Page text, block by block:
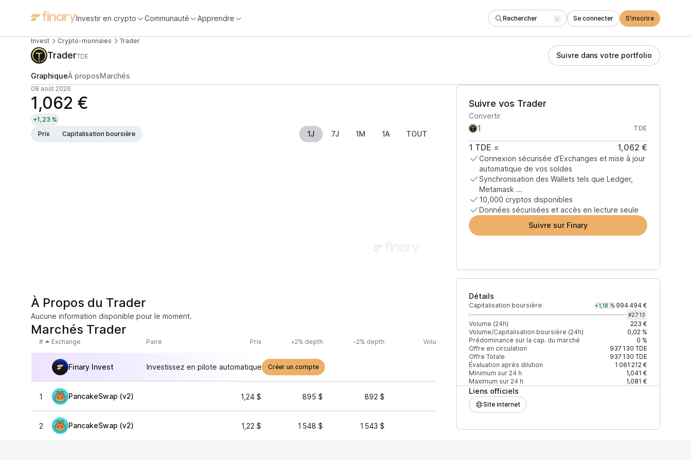
Investir en crypto Communauté Apprendre Rechercher / Se connecter S'inscrire
Invest Crypto-monnaies Trader
TraderTDE Suivre dans votre portfolio
GraphiqueÀ proposMarchés
08 août 2026
1,062 €
+1,23 %
Prix
Capitalisation boursière 1J 7J 1M 1A TOUT
Suivre vos Trader
Convertir
TDE
1 TDE = 1,062 €
Connexion sécurisée d’Exchanges et mise à jour
automatique de vos soldes
Synchronisation des Wallets tels que Ledger,
Metamask ...
10,000 cryptos disponibles
Données sécurisées et accès en lecture seule
Suivre sur Finary
Détails
Capitalisation boursière +1,18 % 994 494 €
#2713
Volume (24h)
223 €
Volume/Capitalisation boursière (24h)
0,02 %
Prédominance sur la cap. du marché
0 %
Offre en circulation
937 130 TDE
Offre Totale
937 130 TDE
Évaluation après dilution
1 061 212 €
Minimum sur 24 h
1,041 €
Maximum sur 24 h
1,081 €
Liens officiels
Site internet
À Propos du Trader
Aucune information disponible pour le moment.
Marchés Trader
# Exchange Paire Prix +2% depth -2% depth Volume (24h) % du volume Confiance Mis à jour
Finary Invest Investissez en pilote automatique Créer un compte
1 PancakeSwap (v2) 1,24 $ 895 $ 892 $ 55,80 %
2 PancakeSwap (v2) 1,22 $ 1 548 $ 1 543 $ 114 $